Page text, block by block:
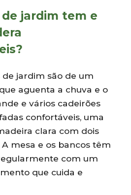
jardim tem e
de jardim são de um
aguenta a chuva e o
e vários cadeirões
confortáveis, uma
clara com dois
mesa e os bancos têm
com um
que cuida e